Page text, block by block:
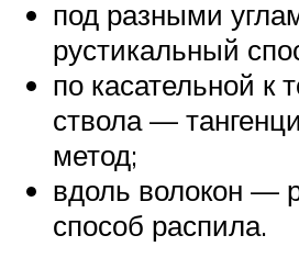
под разными
рустикальный
по касательной к
ствола —
метод;
вдоль волокон —
способ распила.